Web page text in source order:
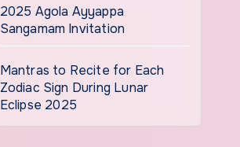
2025 Agola Ayyappa
Sangamam Invitation
Mantras to Recite for Each
Zodiac Sign During Lunar
Eclipse 2025